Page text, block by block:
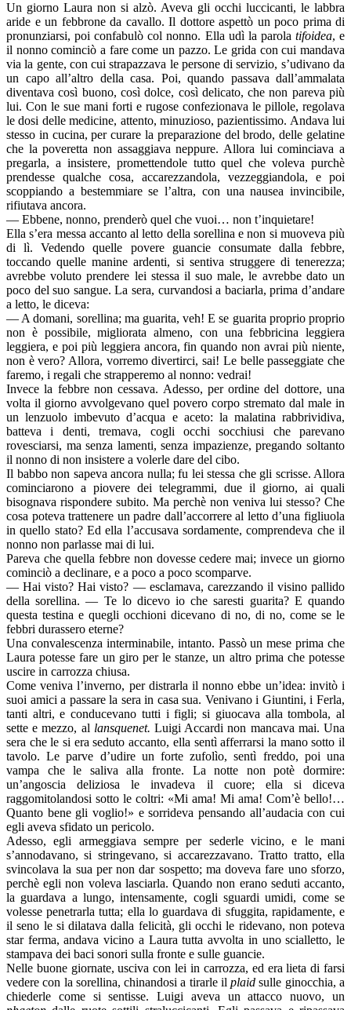
Un giorno Laura non si alzò. Aveva gli occhi luccicanti, le labbra
aride e un febbrone da cavallo. Il dottore aspettò un poco prima di
pronunziarsi, poi confabulò col nonno. Ella udì la parola tifoidea, e
il nonno cominciò a fare come un pazzo. Le grida con cui mandava
via la gente, con cui strapazzava le persone di servizio, s’udivano da
un capo all’altro della casa. Poi, quando passava dall’ammalata
diventava così buono, così dolce, così delicato, che non pareva più
lui. Con le sue mani forti e rugose confezionava le pillole, regolava
le dosi delle medicine, attento, minuzioso, pazientissimo. Andava lui
stesso in cucina, per curare la preparazione del brodo, delle gelatine
che la poveretta non assaggiava neppure. Allora lui cominciava a
pregarla, a insistere, promettendole tutto quel che voleva purchè
prendesse qualche cosa, accarezzandola, vezzeggiandola, e poi
scoppiando a bestemmiare se l’altra, con una nausea invincibile,
rifiutava ancora.
— Ebbene, nonno, prenderò quel che vuoi… non t’inquietare!
Ella s’era messa accanto al letto della sorellina e non si muoveva più
di lì. Vedendo quelle povere guancie consumate dalla febbre,
toccando quelle manine ardenti, si sentiva struggere di tenerezza;
avrebbe voluto prendere lei stessa il suo male, le avrebbe dato un
poco del suo sangue. La sera, curvandosi a baciarla, prima d’andare
a letto, le diceva:
— A domani, sorellina; ma guarita, veh! E se guarita proprio proprio
non è possibile, migliorata almeno, con una febbricina leggiera
leggiera, e poi più leggiera ancora, fin quando non avrai più niente,
non è vero? Allora, vorremo divertirci, sai! Le belle passeggiate che
faremo, i regali che strapperemo al nonno: vedrai!
Invece la febbre non cessava. Adesso, per ordine del dottore, una
volta il giorno avvolgevano quel povero corpo stremato dal male in
un lenzuolo imbevuto d’acqua e aceto: la malatina rabbrividiva,
batteva i denti, tremava, cogli occhi socchiusi che parevano
rovesciarsi, ma senza lamenti, senza impazienze, pregando soltanto
il nonno di non insistere a volerle dare del cibo.
Il babbo non sapeva ancora nulla; fu lei stessa che gli scrisse. Allora
cominciarono a piovere dei telegrammi, due il giorno, ai quali
bisognava rispondere subito. Ma perchè non veniva lui stesso? Che
cosa poteva trattenere un padre dall’accorrere al letto d’una figliuola
in quello stato? Ed ella l’accusava sordamente, comprendeva che il
nonno non parlasse mai di lui.
Pareva che quella febbre non dovesse cedere mai; invece un giorno
cominciò a declinare, e a poco a poco scomparve.
— Hai visto? Hai visto? — esclamava, carezzando il visino pallido
della sorellina. — Te lo dicevo io che saresti guarita? E quando
questa testina e quegli occhioni dicevano di no, di no, come se le
febbri durassero eterne?
Una convalescenza interminabile, intanto. Passò un mese prima che
Laura potesse fare un giro per le stanze, un altro prima che potesse
uscire in carrozza chiusa.
Come veniva l’inverno, per distrarla il nonno ebbe un’idea: invitò i
suoi amici a passare la sera in casa sua. Venivano i Giuntini, i Ferla,
tanti altri, e conducevano tutti i figli; si giuocava alla tombola, al
sette e mezzo, al lansquenet. Luigi Accardi non mancava mai. Una
sera che le si era seduto accanto, ella sentì afferrarsi la mano sotto il
tavolo. Le parve d’udire un forte zufolìo, sentì freddo, poi una
vampa che le saliva alla fronte. La notte non potè dormire:
un’angoscia deliziosa le invadeva il cuore; ella si diceva
raggomitolandosi sotto le coltri: «Mi ama! Mi ama! Com’è bello!…
Quanto bene gli voglio!» e sorrideva pensando all’audacia con cui
egli aveva sfidato un pericolo.
Adesso, egli armeggiava sempre per sederle vicino, e le mani
s’annodavano, si stringevano, si accarezzavano. Tratto tratto, ella
svincolava la sua per non dar sospetto; ma doveva fare uno sforzo,
perchè egli non voleva lasciarla. Quando non erano seduti accanto,
la guardava a lungo, intensamente, cogli sguardi umidi, come se
volesse penetrarla tutta; ella lo guardava di sfuggita, rapidamente, e
il seno le si dilatava dalla felicità, gli occhi le ridevano, non poteva
star ferma, andava vicino a Laura tutta avvolta in uno scialletto, le
stampava dei baci sonori sulla fronte e sulle guancie.
Nelle buone giornate, usciva con lei in carrozza, ed era lieta di farsi
vedere con la sorellina, chinandosi a tirarle ilplaid sulle ginocchia, a
chiederle come si sentisse. Luigi aveva un attacco nuovo, un